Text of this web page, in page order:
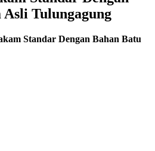
Tulungagung
Standar Dengan Bahan Batu